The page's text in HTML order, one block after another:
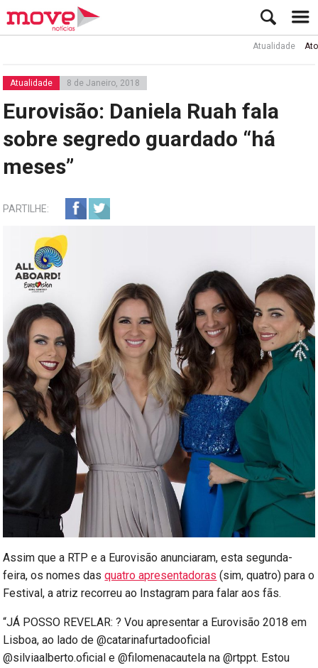
Atualidade Ator Rui
Atualidade 8 de Janeiro, 2018
Eurovisão: Daniela Ruah fala
sobre segredo guardado “há
meses”
PARTILHE:
Assim que a RTP e a Eurovisão anunciaram, esta segunda-
feira, os nomes dasquatro apresentadoras (sim, quatro) para o
Festival, a atriz recorreu ao Instagram para falar aos fãs.
“JÁ POSSO REVELAR: ? Vou apresentar a Eurovisão 2018 em
Lisboa, ao lado de @catarinafurtadooficial
@silviaalberto.oficial e @filomenacautela na @rtppt. Estou